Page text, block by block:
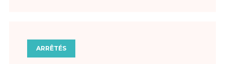
ARRÊTÉS